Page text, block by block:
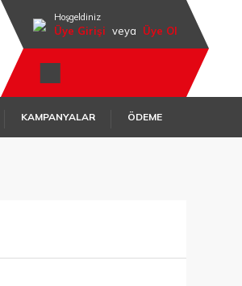
Hoşgeldiniz
Üye Girişi veya Üye Ol
KAMPANYALAR ÖDEME